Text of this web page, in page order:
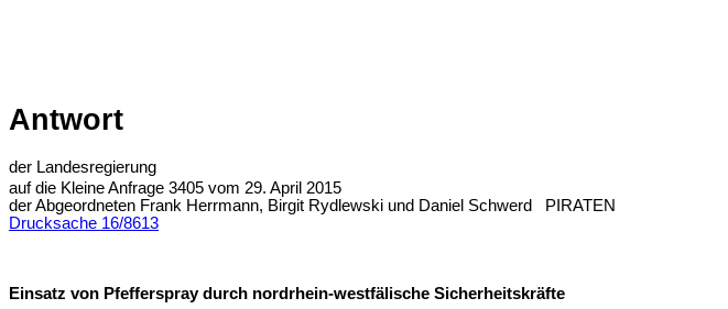
Antwort
der Landesregierung
auf die Kleine Anfrage 3405 vom 29. April 2015
der Abgeordneten Frank Herrmann, Birgit Rydlewski und Daniel Schwerd PIRATEN
Drucksache 16/8613
Einsatz von Pfefferspray durch nordrhein-westfälische Sicherheitskräfte